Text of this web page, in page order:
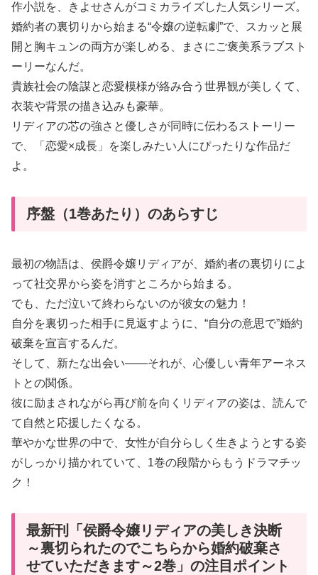
作小説を、きよせさんがコミカライズした人気シリーズ。
婚約者の裏切りから始まる“令嬢の逆転劇”で、スカッと展
開と胸キュンの両方が楽しめる、まさにご褒美系ラブスト
ーリーなんだ。
貴族社会の陰謀と恋愛模様が絡み合う世界観が美しくて、
衣装や背景の描き込みも豪華。
リディアの芯の強さと優しさが同時に伝わるストーリー
で、「恋愛×成長」を楽しみたい人にぴったりな作品だ
よ。
序盤（1巻あたり）のあらすじ
最初の物語は、侯爵令嬢リディアが、婚約者の裏切りによ
って社交界から姿を消すところから始まる。
でも、ただ泣いて終わらないのが彼女の魅力！
自分を裏切った相手に見返すように、“自分の意思で”婚約
破棄を宣言するんだ。
そして、新たな出会い――それが、心優しい青年アーネス
トとの関係。
彼に励まされながら再び前を向くリディアの姿は、読んで
て自然と応援したくなる。
華やかな世界の中で、女性が自分らしく生きようとする姿
がしっかり描かれていて、1巻の段階からもうドラマチッ
ク！
最新刊「侯爵令嬢リディアの美しき決断
～裏切られたのでこちらから婚約破棄さ
せていただきます～2巻」の注目ポイント